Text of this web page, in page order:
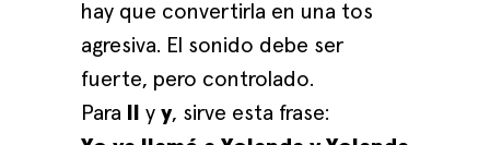
hay que convertirla en una tos
agresiva. El sonido debe ser
fuerte, pero controlado.
Para
y y, sirve esta frase: